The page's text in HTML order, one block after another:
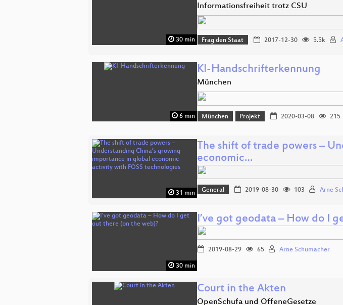
30 min
Informationsfreiheit trotz CSU
Frag den Staat 2017-12-30 5.5k
6 min
KI-Handschrifterkennung
München
München Projekt 2020-03-08 215
31 min
The shift of trade powers –
economic…
General 2019-08-30 103 Arne
30 min
I’ve got geodata – How do I
2019-08-29 65 Arne Schumacher
Court in the Akten
OpenSchufa und OffeneGesetze